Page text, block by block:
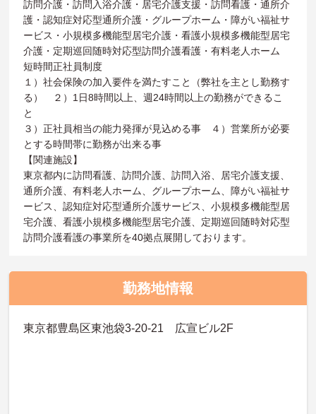
訪問介護・訪問入浴介護・居宅介護支援・訪問看護・通所介
護・認知症対応型通所介護・グループホーム・障がい福祉サ
ービス・小規模多機能型居宅介護・看護小規模多機能型居宅
介護・定期巡回随時対応型訪問介護看護・有料老人ホーム
短時間正社員制度
１）社会保険の加入要件を満たすこと（弊社を主とし勤務す
る） ２）1日8時間以上、週24時間以上の勤務ができるこ
と
３）正社員相当の能力発揮が見込める事 ４）営業所が必要
とする時間帯に勤務が出来る事
【関連施設】
東京都内に訪問看護、訪問介護、訪問入浴、居宅介護支援、
通所介護、有料老人ホーム、グループホーム、障がい福祉サ
ービス、認知症対応型通所介護サービス、小規模多機能型居
宅介護、看護小規模多機能型居宅介護、定期巡回随時対応型
訪問介護看護の事業所を40拠点展開しております。
勤務地情報
東京都豊島区東池袋3-20-21 広宣ビル2F